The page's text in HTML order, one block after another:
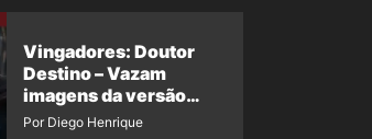
Vingadores: Doutor
Destino – Vazam
imagens da versão
maligna do Doutor
Por Diego Henrique